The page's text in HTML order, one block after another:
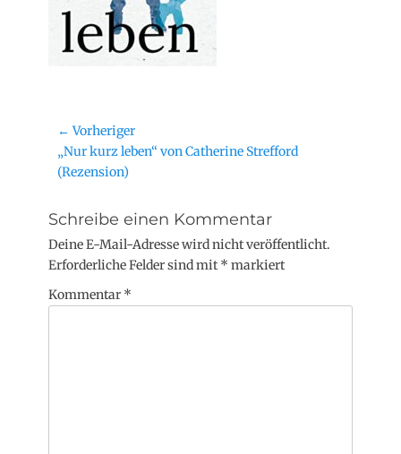
← Vorheriger
„Nur kurz leben“ von Catherine Strefford
(Rezension)
Schreibe einen Kommentar
Deine E-Mail-Adresse wird nicht veröffentlicht.
Erforderliche Felder sind mit * markiert
Kommentar *